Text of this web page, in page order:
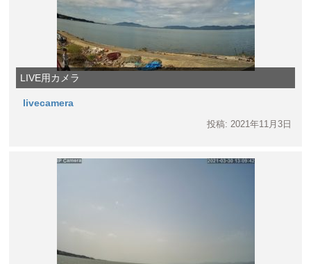
LIVE用カメラ
livecamera
投稿: 2021年11月3日